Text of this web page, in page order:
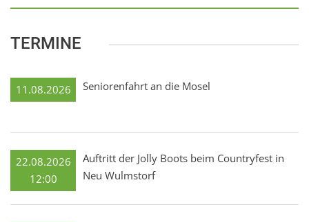
TERMINE
11.08.2026 Seniorenfahrt an die Mosel
22.08.2026
12:00
Auftritt der Jolly Boots beim Countryfest in
Neu Wulmstorf